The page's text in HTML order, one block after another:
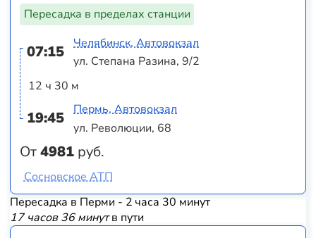
Пересадка в пределах станции
07:15
12 ч 30 м
19:45
От4981 руб.
Челябинск, Автовокзал
ул. Степана Разина, 9/2
Пермь, Автовокзал
ул. Революции, 68
Сосновское АТП
Пересадка в Перми - 2 часа 30 минут
17 часов 36 минутв пути